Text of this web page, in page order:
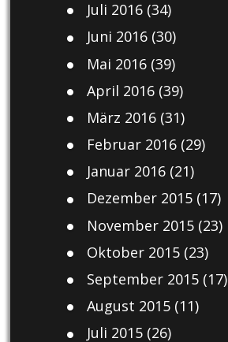
Juli 2016(34)
Juni 2016(30)
Mai 2016(39)
April 2016(39)
März 2016(31)
Februar 2016(29)
Januar 2016(21)
Dezember 2015(17)
November 2015(23)
Oktober 2015(23)
September 2015(17)
August 2015(11)
Juli 2015(26)